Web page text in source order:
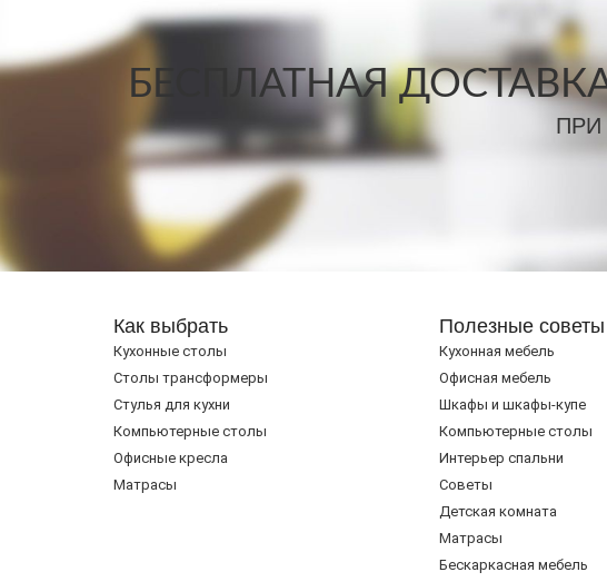
БЕСПЛАТНАЯ
ПРИ
Как выбрать
Кухонные столы
Cтолы трансформеры
Стулья для кухни
Компьютерные столы
Офисные кресла
Матрасы
Полезные советы
Кухонная мебель
Офисная мебель
Шкафы и шкафы-купе
Компьютерные столы
Интерьер спальни
Советы
Детская комната
Матрасы
Бескаркасная мебель